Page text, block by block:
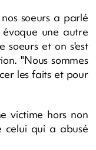
soeurs a parlé
une autre
soeurs et on s'est
"Nous sommes
les faits et pour
victime hors non
celui qui a abusé